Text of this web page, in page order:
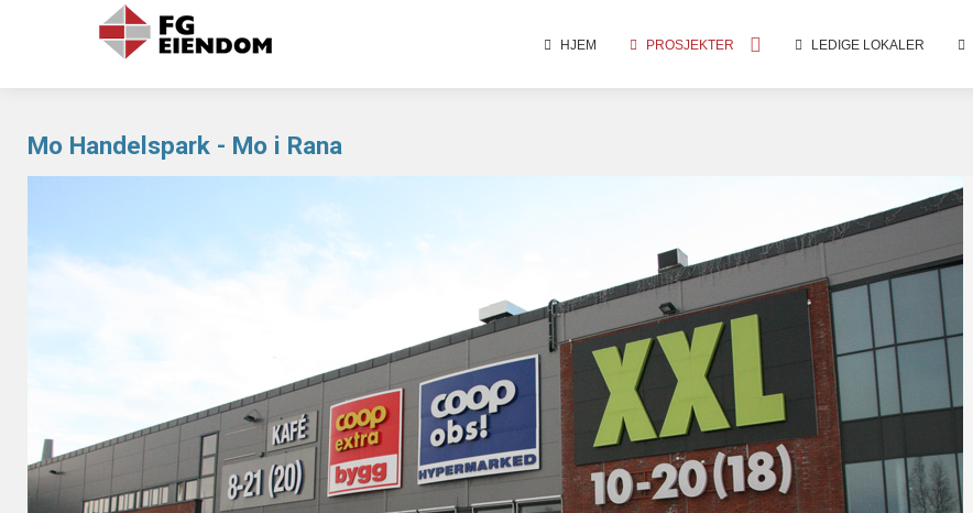
HJEM PROSJEKTER LEDIGE LOKALER
Mo Handelspark - Mo i Rana